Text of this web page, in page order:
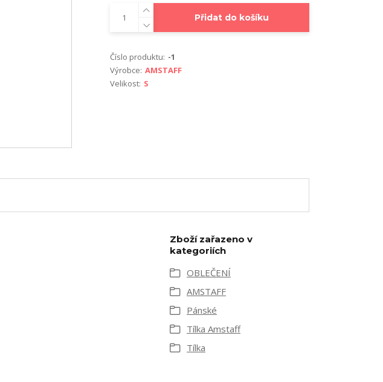
Přidat do košíku
Číslo produktu: -1
Výrobce: AMSTAFF
Velikost: S
Zboží zařazeno v
kategoriích
OBLEČENÍ
AMSTAFF
Pánské
Tílka Amstaff
Tílka